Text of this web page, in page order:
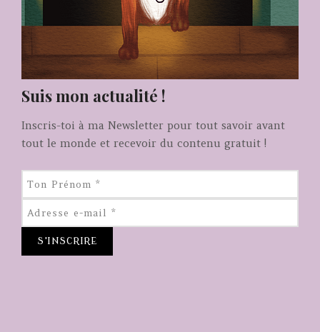
Suis mon actualité !
Inscris-toi à ma Newsletter pour tout savoir avant
tout le monde et recevoir du contenu gratuit !
S'INSCRIRE